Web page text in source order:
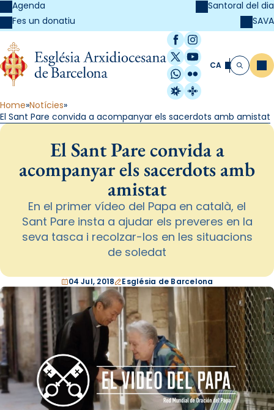
Agenda
Fes un donatiu
Santoral del dia
SAVA
Facebook
Instagram
X / Twitter
YouTube
WhatsApp
Flickr
Radio Estel
Catalunya
CA Cerca
Home Notícies
El Sant Pare convida a acompanyar els sacerdots amb amistat
El Sant Pare convida a
acompanyar els sacerdots amb
amistat
En el primer vídeo del Papa en català, el
Sant Pare insta a ajudar els preveres en la
seva tasca i recolzar-los en les situacions
de soledat
04 Jul, 2018 Església de Barcelona